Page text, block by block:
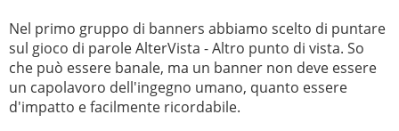
Nel primo gruppo di banners abbiamo scelto di puntare
sul gioco di parole AlterVista - Altro punto di vista. So
che può essere banale, ma un banner non deve essere
un capolavoro dell'ingegno umano, quanto essere
d'impatto e facilmente ricordabile.